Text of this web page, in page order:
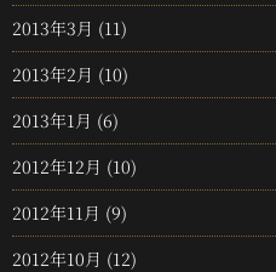
2013年3月 (11)
2013年2月 (10)
2013年1月 (6)
2012年12月 (10)
2012年11月 (9)
2012年10月 (12)